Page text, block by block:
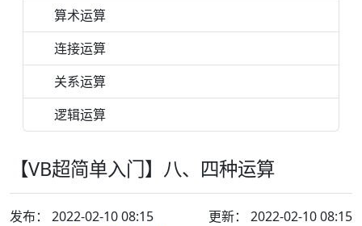
算术运算
连接运算
关系运算
逻辑运算
【VB超简单入门】八、四种运算
发布： 2022-02-10 08:15
更新： 2022-02-10 08:15